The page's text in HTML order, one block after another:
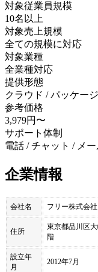
対象従業員規模
10名以上
対象売上規模
全ての規模に対応
対象業種
全業種対応
提供形態
クラウド / パッケー
参考価格
3,979円〜
サポート体制
電話 / チャット / メ
企業情報
会社名 フリー株式会社
住所
東京都品川区
階
設立年
月
2012年7月